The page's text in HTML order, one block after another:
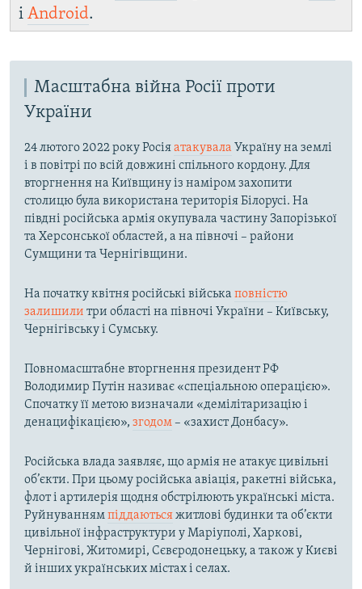
і Android.
Масштабна війна Росії проти
України
24 лютого 2022 року Росіяатакувала Україну на землі
і в повітрі по всій довжині спільного кордону. Для
вторгнення на Київщину із наміром захопити
столицю була використана територія Білорусі. На
півдні російська армія окупувала частину Запорізької
та Херсонської областей, а на півночі – райони
Сумщини та Чернігівщини.
На початку квітня російські війська повністю
залишили три області на півночі України – Київську,
Чернігівську і Сумську.
Повномасштабне вторгнення президент РФ
Володимир Путін називає «спеціальною операцією».
Спочатку її метою визначали «демілітаризацію і
денацифікацією», згодом– «захист Донбасу».
Російська влада заявляє, що армія не атакує цивільні
об’єкти. При цьому російська авіація, ракетні війська,
флот і артилерія щодня обстрілюють українські міста.
Руйнуваннямпіддаютьсяжитлові будинки та об’єкти
цивільної інфраструктури у Маріуполі, Харкові,
Чернігові, Житомирі, Сєвєродонецьку, а також у Києві
й інших українських містах і селах.